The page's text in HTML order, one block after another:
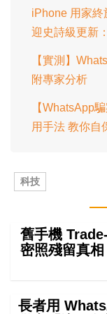
iPhone 用家終
迎史詩級更新
【實測】
附專家分析
【WhatsApp
用手法 教你自
科技
舊手機
密照殘留真
長者用